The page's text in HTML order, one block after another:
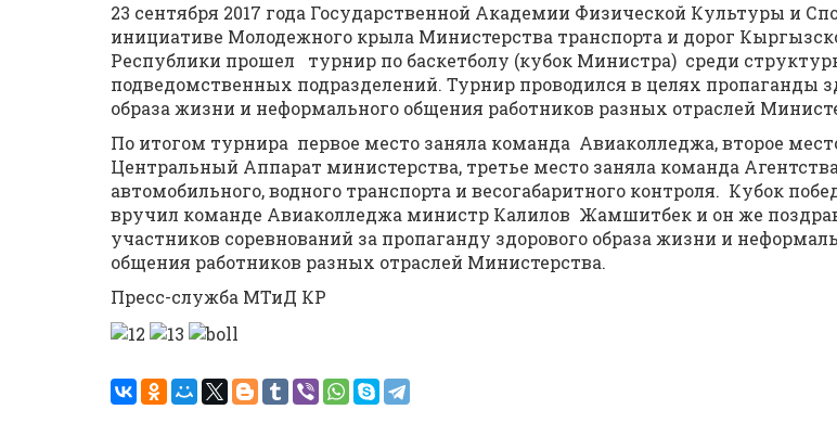
23 сентября 2017 года Государственной Академии Физической Культуры и
инициативе Молодежного крыла Министерства транспорта и дорог
Республики прошел турнир по баскетболу (кубок Министра) среди
подведомственных подразделений. Турнир проводился в целях пропаганды
образа жизни и неформального общения работников разных отраслей
По итогом турнира первое место заняла команда Авиаколледжа, второе
Центральный Аппарат министерства, третье место заняла команда Агентства
автомобильного, водного транспорта и весогабаритного контроля. Кубок
вручил команде Авиаколледжа министр Калилов Жамшитбек и он же
участников соревнований за пропаганду здорового образа жизни и
общения работников разных отраслей Министерства.
Пресс-служба МТиД КР